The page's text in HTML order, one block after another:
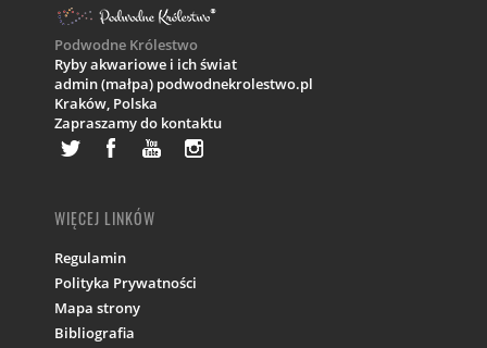
Podwodne Królestwo
Ryby akwariowe i ich świat
admin (małpa) podwodnekrolestwo.pl
Kraków, Polska
Zapraszamy do kontaktu
WIĘCEJ LINKÓW
Regulamin
Polityka Prywatności
Mapa strony
Bibliografia